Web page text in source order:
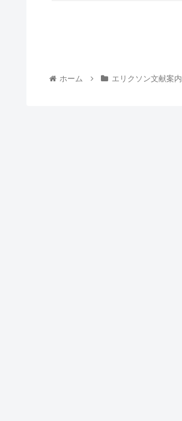
ホーム エリクソン文献案内